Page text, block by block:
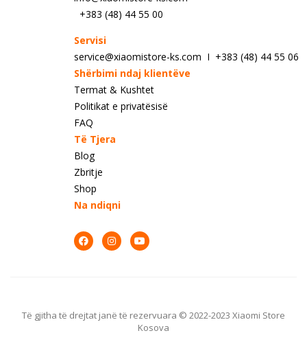
+383 (48) 44 55 00
Servisi
service@xiaomistore-ks.com I +383 (48) 44 55 06
Shërbimi ndaj klientëve
Termat & Kushtet
Politikat e privatësisë
FAQ
Të Tjera
Blog
Zbritje
Shop
Na ndiqni
Të gjitha të drejtat janë të rezervuara © 2022-2023 Xiaomi Store
Kosova